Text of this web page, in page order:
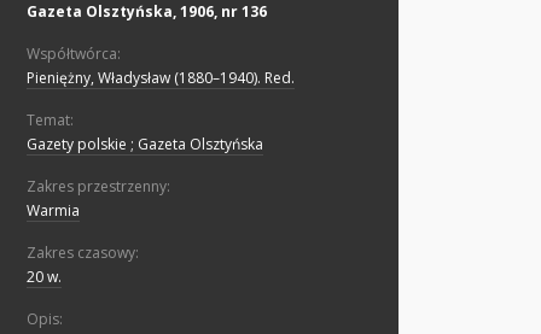
Gazeta Olsztyńska, 1906, nr 136
Współtwórca:
Pieniężny, Władysław (1880–1940). Red.
Temat:
Gazety polskie ; Gazeta Olsztyńska
Zakres przestrzenny:
Warmia
Zakres czasowy:
20 w.
Opis: